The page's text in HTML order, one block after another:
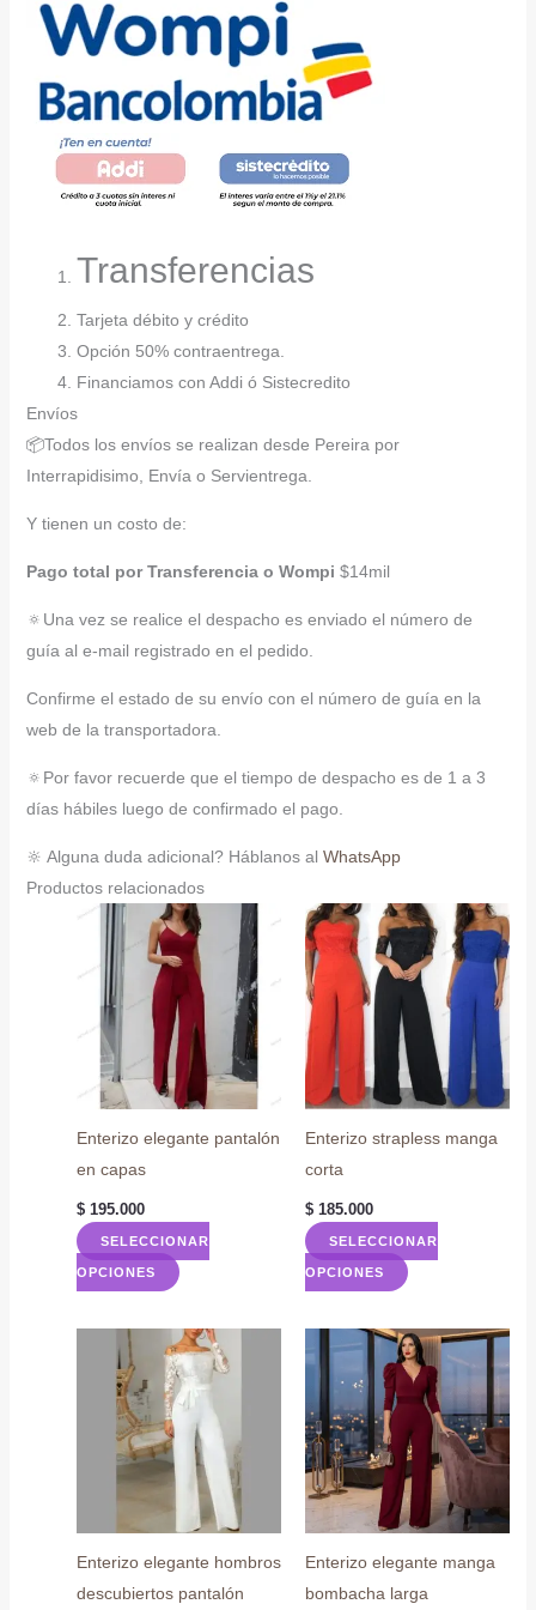
Transferencias
Tarjeta débito y crédito
Opción 50% contraentrega.
Financiamos con Addi ó Sistecredito
Envíos
📦Todos los envíos se realizan desde Pereira por
Interrapidisimo, Envía o Servientrega.
Y tienen un costo de:
Pago total por Transferencia o Wompi $14mil
🔅Una vez se realice el despacho es enviado el número de
guía al e-mail registrado en el pedido.
Confirme el estado de su envío con el número de guía en la
web de la transportadora.
🔅Por favor recuerde que el tiempo de despacho es de 1 a 3
días hábiles luego de confirmado el pago.
🔆 Alguna duda adicional? Háblanos al WhatsApp
Productos relacionados
Enterizo elegante pantalón
en capas
$195.000
SELECCIONAR
OPCIONES
Este
tiene
múltiples
variantes.
Las
opciones
pueden
Enterizo strapless manga
corta
$ 185.000
SELECCIONAR
OPCIONES
Este
tiene
múltiples
variantes.
Las
opciones
se
pueden
Enterizo elegante hombros
descubiertos pantalón
Enterizo elegante manga
bombacha larga